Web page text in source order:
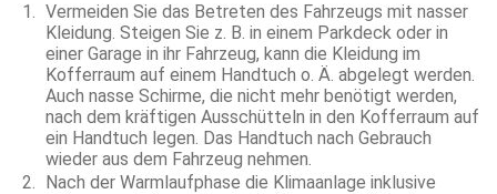
Vermeiden Sie das Betreten des Fahrzeugs mit nasser
Kleidung. Steigen Sie z. B. in einem Parkdeck oder in
einer Garage in ihr Fahrzeug, kann die Kleidung im
Kofferraum auf einem Handtuch o. Ä. abgelegt werden.
Auch nasse Schirme, die nicht mehr benötigt werden,
nach dem kräftigen Ausschütteln in den Kofferraum auf
ein Handtuch legen. Das Handtuch nach Gebrauch
wieder aus dem Fahrzeug nehmen.
Nach der Warmlaufphase die Klimaanlage inklusive